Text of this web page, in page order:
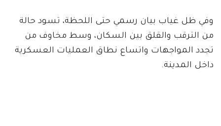
وفي ظل غياب بيان رسمي حتى اللحظة، تسود حالة
من الترقب والقلق بين السكان، وسط مخاوف من
تجدد المواجهات واتساع نطاق العمليات العسكرية
داخل المدينة.